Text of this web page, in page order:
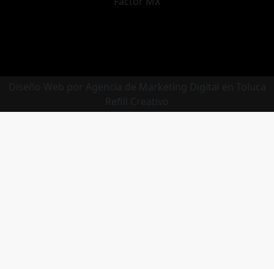
Diseño Web por Agencia de Marketing Digital en Toluca
Refill Creativo